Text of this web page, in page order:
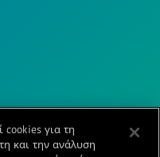
cookies για τη
και την ανάλυση